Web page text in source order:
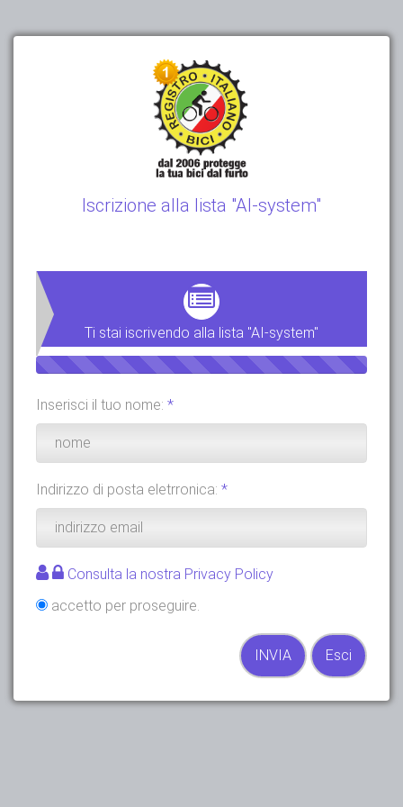
Iscrizione alla lista "AI-system"
Ti stai iscrivendo alla lista "AI-system"
Inserisci il tuo nome: *
Indirizzo di posta eletrronica: *
Consulta la nostra Privacy Policy
accetto per proseguire.
INVIA Esci